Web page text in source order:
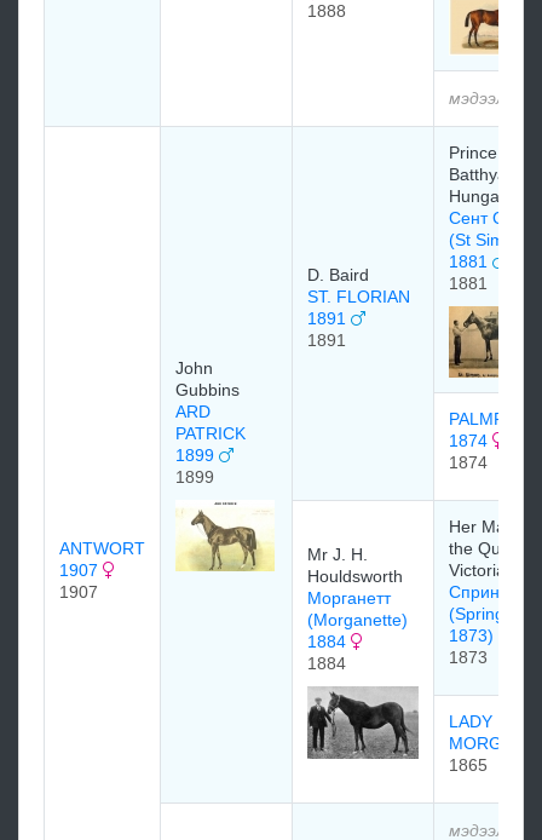
1888
ANTWORT
1907
1907
John
Gubbins
ARD
PATRICK
1899
1899
D. Baird
ST. FLORIAN
1891
1891
Prince
Batthyany
Hungary
Сент
(St Simon)
1881
1881
1874
1874
Mr J. H.
Houldsworth
Морганетт
(Morganette)
1884
1884
Her Majesty
the Queen
Victoria
(Springfield
1873)
1873
LADY
MORGAN
1865